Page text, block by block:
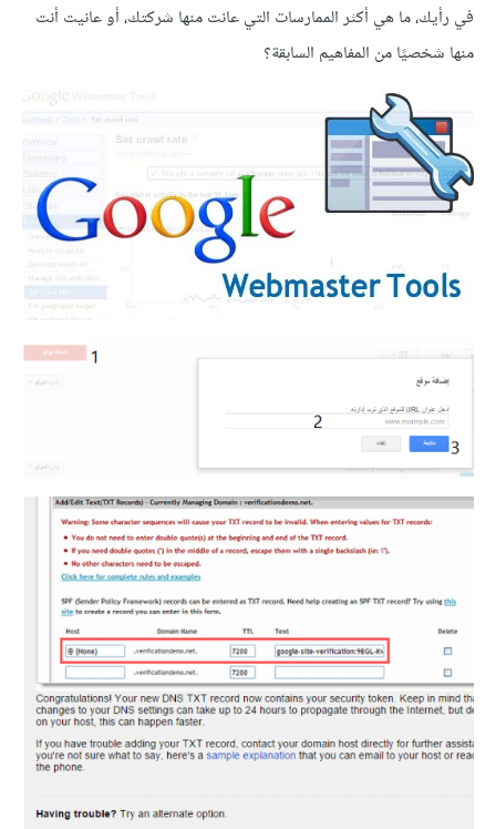
في رأيك، ما هي أكثر الممارسات التي عانت منها شركتك، أو عانيت أنت
منها شخصيًا من المفاهيم السابقة؟